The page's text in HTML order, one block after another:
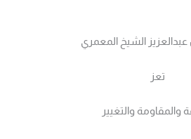
الشيخ المعمري
تعز
والمقاومة والتغيير